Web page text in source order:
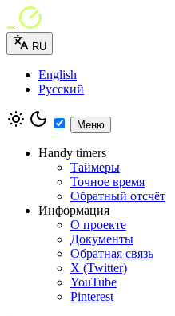
RU
English
Русский
Меню
Handy timers
Таймеры
Точное время
Обратный отсчёт
Информация
О проекте
Документы
Обратная связь
X (Twitter)
YouTube
Pinterest